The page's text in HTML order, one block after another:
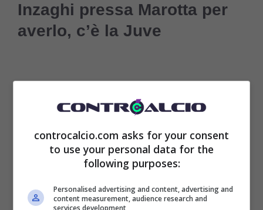
Inzaghi pressa Marotta per
averlo, c’è la Juve
controcalcio.com asks for your consent
to use your personal data for the
following purposes:
Personalised advertising and content, advertising and
content measurement, audience research and
services development